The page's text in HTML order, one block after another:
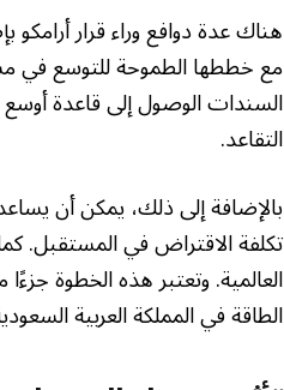
هناك عدة دوافع وراء قرار
مع خططها الطموحة للتوسع في
السندات الوصول إلى قاعدة
التقاعد.
بالإضافة إلى ذلك، يمكن أن
تكلفة الاقتراض في المستقبل.
العالمية. وتعتبر هذه الخطوة جزءًا
الطاقة في المملكة العربية